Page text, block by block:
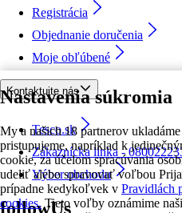
Nastavenia súkromia
My a našich 18 partnerov
pristupujeme, napríklad k
cookie, za účelom spracúvania
udeliť alebo spravovať voľbou
prípadne kedykoľvek v Pravidlách
cookies. Tieto voľby oznámime
Registrácia
Objednanie doručenia
Moje obľúbené
Kontaktujte nás
Tesco.sk
Zákaznícka linka -
Výber obchodu
followUs